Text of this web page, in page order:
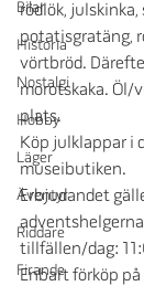
Bilar
Historia
Nostalgi
Hobby
Läger
Äventyr
Riddare
Firande
rödlök, julskinka,
potatisgratäng,
vörtbröd.
morotskaka. Öl/
plats.
Köp julklappar i
museibutiken.
Erbjudandet
tillfällen/dag:
Enbart förköp på